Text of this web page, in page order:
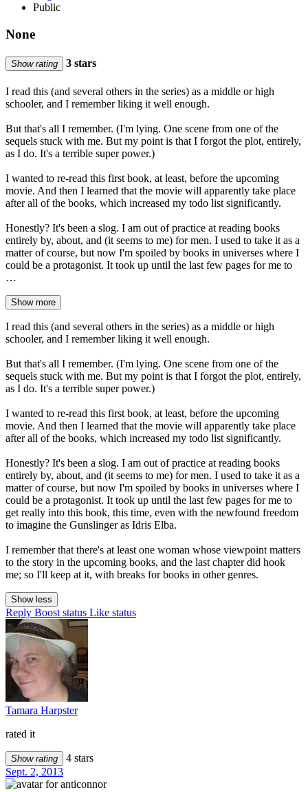
Public
None
Show rating 3 stars
I read this (and several others in the series) as a middle or high
schooler, and I remember liking it well enough.
But that's all I remember. (I'm lying. One scene from one of the
sequels stuck with me. But my point is that I forgot the plot, entirely,
as I do. It's a terrible super power.)
I wanted to re-read this first book, at least, before the upcoming
movie. And then I learned that the movie will apparently take place
after all of the books, which increased my todo list significantly.
Honestly? It's been a slog. I am out of practice at reading books
entirely by, about, and (it seems to me) for men. I used to take it as a
matter of course, but now I'm spoiled by books in universes where I
could be a protagonist. It took up until the last few pages for me to
…
Show more
I read this (and several others in the series) as a middle or high
schooler, and I remember liking it well enough.
But that's all I remember. (I'm lying. One scene from one of the
sequels stuck with me. But my point is that I forgot the plot, entirely,
as I do. It's a terrible super power.)
I wanted to re-read this first book, at least, before the upcoming
movie. And then I learned that the movie will apparently take place
after all of the books, which increased my todo list significantly.
Honestly? It's been a slog. I am out of practice at reading books
entirely by, about, and (it seems to me) for men. I used to take it as a
matter of course, but now I'm spoiled by books in universes where I
could be a protagonist. It took up until the last few pages for me to
get really into this book, this time, even with the newfound freedom
to imagine the Gunslinger as Idris Elba.
I remember that there's at least one woman whose viewpoint matters
to the story in the upcoming books, and the last chapter did hook
me; so I'll keep at it, with breaks for books in other genres.
Show less
Reply Boost status Like status
Tamara Harpster
rated it
Show rating
4 stars
Sept. 2, 2013